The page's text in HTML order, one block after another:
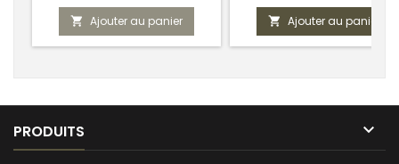
 Ajouter au panier  Ajouter au panier
PRODUITS 